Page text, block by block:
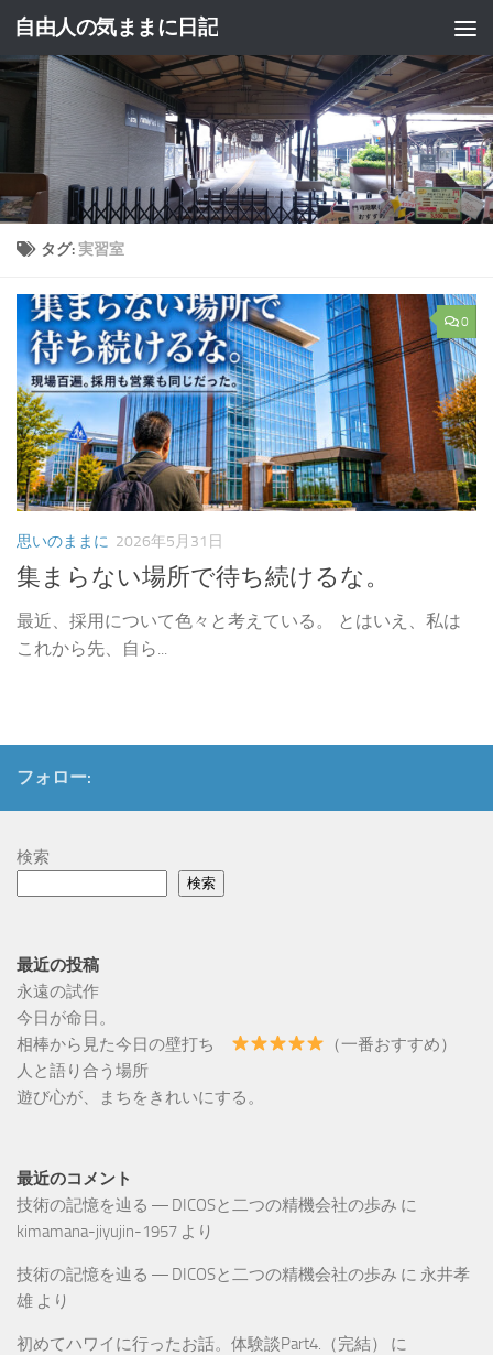
コンテンツへスキップ
自由人の気ままに日記
タグ:実習室
0
思いのままに 2026年5月31日
集まらない場所で待ち続けるな。
最近、採用について色々と考えている。 とはいえ、私は
これから先、自ら...
フォロー:
検索
検索
最近の投稿
永遠の試作
今日が命日。
相棒から見た今日の壁打ち
（一番おすすめ）
人と語り合う場所
遊び心が、まちをきれいにする。
最近のコメント
技術の記憶を辿る ― DICOSと二つの精機会社の歩み に
kimamana-jiyujin-1957 より
技術の記憶を辿る ― DICOSと二つの精機会社の歩み に 永井孝
雄 より
初めてハワイに行ったお話。体験談Part4.（完結）
に